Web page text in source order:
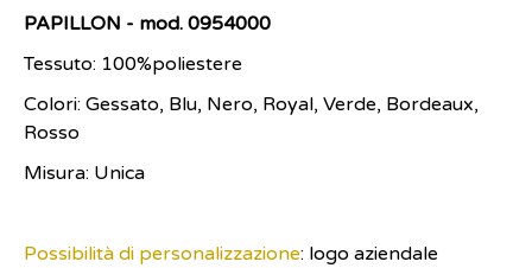
PAPILLON - mod. 0954000
Tessuto: 100%poliestere
Colori: Gessato, Blu, Nero, Royal, Verde, Bordeaux,
Rosso
Misura: Unica
Possibilità di personalizzazione: logo aziendale